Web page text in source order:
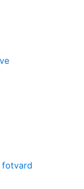
fotvard